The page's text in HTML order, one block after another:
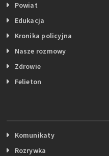
Powiat
Edukacja
Kronika policyjna
Nasze rozmowy
Zdrowie
Felieton
Komunikaty
Rozrywka